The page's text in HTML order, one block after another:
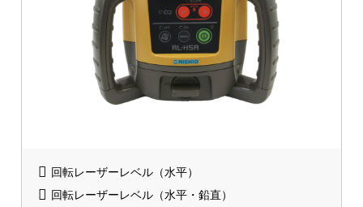
回転レーザーレベル（水平）
回転レーザーレベル（水平・鉛直）